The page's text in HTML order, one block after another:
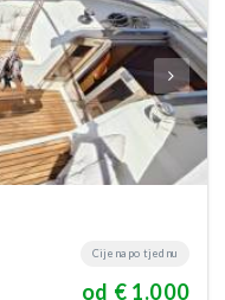
Cijena po tjednu
od € 1.000